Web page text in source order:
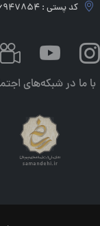
کد پستی : 1136947854
با ما در شبکه‌های